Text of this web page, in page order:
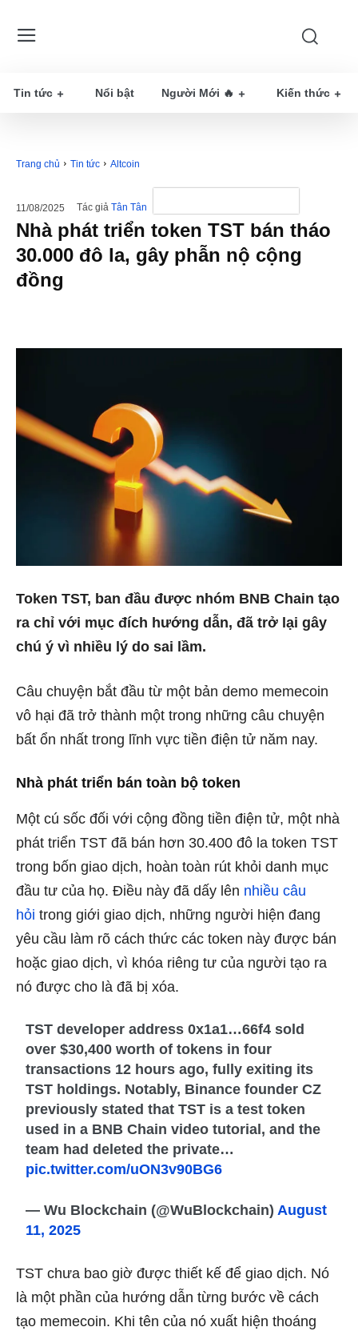
Tin tức Nổi bật Người Mới 🔥 Kiến thức
Trang chủ Tin tức Altcoin
11/08/2025 Tác giả Tân Tân
Nhà phát triển token TST bán tháo
30.000 đô la, gây phẫn nộ cộng
đồng
Token TST, ban đầu được nhóm BNB Chain tạo
ra chỉ với mục đích hướng dẫn, đã trở lại gây
chú ý vì nhiều lý do sai lầm.
Câu chuyện bắt đầu từ một bản demo memecoin
vô hại đã trở thành một trong những câu chuyện
bất ổn nhất trong lĩnh vực tiền điện tử năm nay.
Nhà phát triển bán toàn bộ token
Một cú sốc đối với cộng đồng tiền điện tử, một nhà
phát triển TST đã bán hơn 30.400 đô la token TST
trong bốn giao dịch, hoàn toàn rút khỏi danh mục
đầu tư của họ. Điều này đã dấy lên nhiều câu
hỏi trong giới giao dịch, những người hiện đang
yêu cầu làm rõ cách thức các token này được bán
hoặc giao dịch, vì khóa riêng tư của người tạo ra
nó được cho là đã bị xóa.
TST developer address 0x1a1…66f4 sold
over $30,400 worth of tokens in four
transactions 12 hours ago, fully exiting its
TST holdings. Notably, Binance founder CZ
previously stated that TST is a test token
used in a BNB Chain video tutorial, and the
team had deleted the private…
pic.twitter.com/uON3v90BG6
— Wu Blockchain (@WuBlockchain)August
11, 2025
TST chưa bao giờ được thiết kế để giao dịch. Nó
là một phần của hướng dẫn từng bước về cách
tạo memecoin. Khi tên của nó xuất hiện thoáng